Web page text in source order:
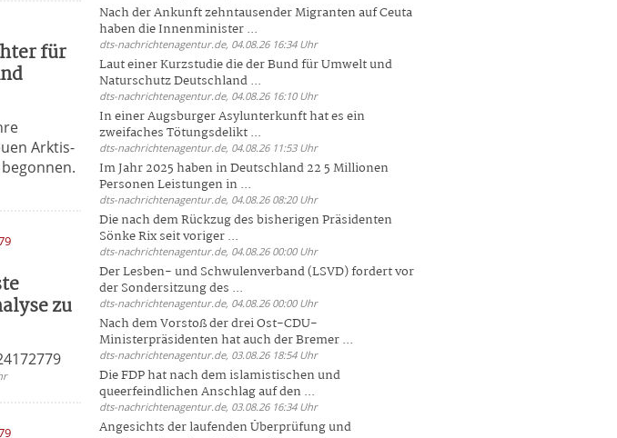
für
Arktis-
zu
Nach der Ankunft zehntausender Migranten auf Ceuta
haben die Innenminister ...
dts-nachrichtenagentur.de, 04.08.26 16:34 Uhr
Laut einer Kurzstudie die der Bund für Umwelt und
Naturschutz Deutschland ...
dts-nachrichtenagentur.de, 04.08.26 16:10 Uhr
In einer Augsburger Asylunterkunft hat es ein
zweifaches Tötungsdelikt ...
dts-nachrichtenagentur.de, 04.08.26 11:53 Uhr
Im Jahr 2025 haben in Deutschland 22 5 Millionen
Personen Leistungen in ...
dts-nachrichtenagentur.de, 04.08.26 08:20 Uhr
Die nach dem Rückzug des bisherigen Präsidenten
Sönke Rix seit voriger ...
dts-nachrichtenagentur.de, 04.08.26 00:00 Uhr
Der Lesben- und Schwulenverband (LSVD) fordert vor
der Sondersitzung des ...
dts-nachrichtenagentur.de, 04.08.26 00:00 Uhr
Nach dem Vorstoß der drei Ost-CDU-
Ministerpräsidenten hat auch der Bremer ...
dts-nachrichtenagentur.de, 03.08.26 18:54 Uhr
Die FDP hat nach dem islamistischen und
queerfeindlichen Anschlag auf den ...
dts-nachrichtenagentur.de, 03.08.26 16:34 Uhr
Angesichts der laufenden Überprüfung und